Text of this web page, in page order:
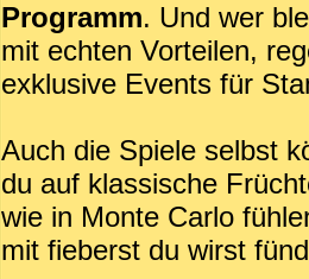
Programm. Und wer
mit echten Vorteilen,
exklusive Events für
Auch die Spiele selbst
du auf klassische
wie in Monte Carlo
mit fieberst du wirst